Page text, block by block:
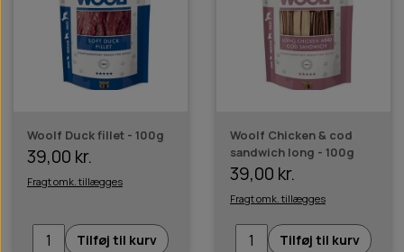
Woolf Duck fillet - 100g
39,00 kr.
Fragt omk. tillægges
Tilføj til kurv
Woolf Chicken & cod
sandwich long - 100g
39,00 kr.
Fragt omk. tillægges
Tilføj til kurv